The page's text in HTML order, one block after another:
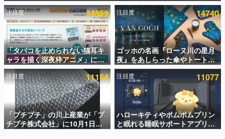
ど。多くの人々に読まれた、電ファミ渾身の“殿堂入り”記
事をまとめました。
ゲームの企画書
名作ゲームクリエイターの方々に製作時のエピソードをお
聞きし、ヒットする企画（ゲーム）とは何か？を探ってい
きます。
赫本
この物語を解いてはいけない。『赫本』は、〈試験問題〉
の形をした短編ホラー小説集です。
新世代に訊く
これからのデジタルゲーム市場を担う若きクリエイター達
の姿を追い、彼らのルーツと情熱を探っていきます。
注目度 34859
「タバコを止められない猫耳キ
ャラを描く深夜枠アニメ」に視
聴者の一部から批判意見。違法
薬物の使用と思しき描写も含め
て、BPOが議論を交わす
注目度 14740
ゴッホの名画『ローヌ川の星月
夜』をあしらった傘やトートバ
ッグなどが登場。8月7日21時よ
り2日間限定で予約販売
注目度 11154
「プチプチ」の川上産業が「プ
チプチ株式会社」に10月1日よ
り社名変更へ。創業58年で初め
注目度 11077
ハローキティやポムポムプリン
と眠れる睡眠サポートアプリ
『ゆめたび』が配信中。キャラ